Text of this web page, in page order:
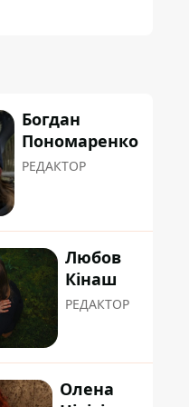
Богдан
Пономаренко
РЕДАКТОР
Любов
Кінаш
РЕДАКТОР
Олена